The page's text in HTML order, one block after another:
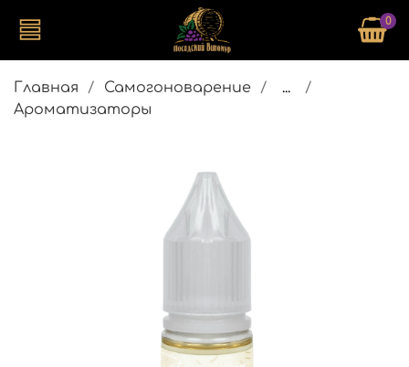
0
Главная Самогоноварение
...
Ароматизаторы